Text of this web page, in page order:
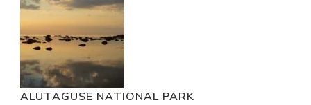
ALUTAGUSE NATIONAL PARK